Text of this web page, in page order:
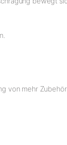
von mehr